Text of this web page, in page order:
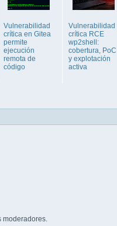
Vulnerabilidad
crítica en Gitea
permite
ejecución
remota de
código
Vulnerabilidad
crítica RCE
wp2shell:
cobertura, PoC
y explotación
activa
moderadores.